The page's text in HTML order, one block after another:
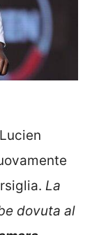
La
dovuta al